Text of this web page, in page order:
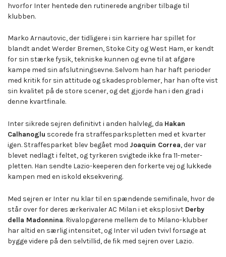
hvorfor Inter hentede den rutinerede angriber tilbage til
klubben.
Marko Arnautovic, der tidligere i sin karriere har spillet for
blandt andet Werder Bremen, Stoke City og West Ham, er kendt
for sin stærke fysik, tekniske kunnen og evne til at afgøre
kampe med sin afslutningsevne. Selvom han har haft perioder
med kritik for sin attitude og skadesproblemer, har han ofte vist
sin kvalitet på de store scener, og det gjorde han i den grad i
denne kvartfinale.
Inter sikrede sejren definitivt i anden halvleg, da Hakan
Calhanoglu scorede fra straffesparkspletten med et kvarter
igen. Straffesparket blev begået mod Joaquin Correa, der var
blevet nedlagt i feltet, og tyrkeren svigtede ikke fra 11-meter-
pletten. Han sendte Lazio-keeperen den forkerte vej og lukkede
kampen med en iskold eksekvering.
Med sejren er Inter nu klar til en spændende semifinale, hvor de
står over for deres ærkerivaler AC Milan i et eksplosivt Derby
della Madonnina. Rivalopgørene mellem de to Milano-klubber
har altid en særlig intensitet, og Inter vil uden tvivl forsøge at
bygge videre på den selvtillid, de fik med sejren over Lazio.